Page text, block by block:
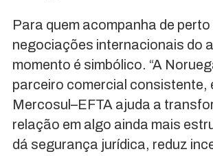
Para quem acompanha de perto
negociações internacionais do
momento é simbólico. “A
parceiro comercial consistente,
Mercosul–EFTA ajuda a
relação em algo ainda mais
dá segurança jurídica, reduz